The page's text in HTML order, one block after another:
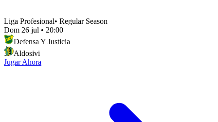
Liga Profesional• Regular Season
Dom 26 jul • 20:00
Defensa Y Justicia
Aldosivi
Jugar Ahora